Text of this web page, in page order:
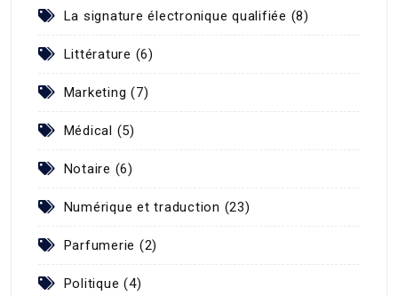
La signature électronique qualifiée (8)
Littérature (6)
Marketing (7)
Médical (5)
Notaire (6)
Numérique et traduction (23)
Parfumerie (2)
Politique (4)